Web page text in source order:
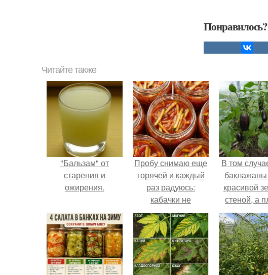
Читайте также
"Бальзам" от
старения и
ожирения.
Пробу снимаю еще
горячей и каждый
раз радуюсь:
кабачки не
развариваются, а
соус получается
густым и
пикантным.
В том
баклажаны
красивой
стеной, а
почти не